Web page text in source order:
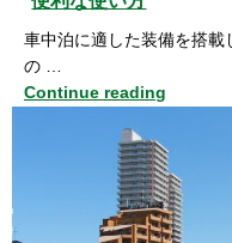
車中泊に適した装備を搭載
の …
Continue reading